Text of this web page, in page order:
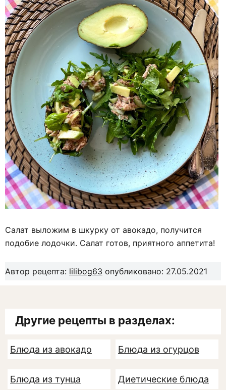
Салат выложим в шкурку от авокадо, получится
подобие лодочки. Салат готов, приятного аппетита!
Автор рецепта: lilibog63 опубликовано: 27.05.2021
Другие рецепты в разделах:
Блюда из авокадо Блюда из огурцов
Блюда из тунца Диетические блюда